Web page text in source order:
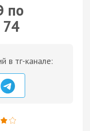
по
74
в тг-канале: